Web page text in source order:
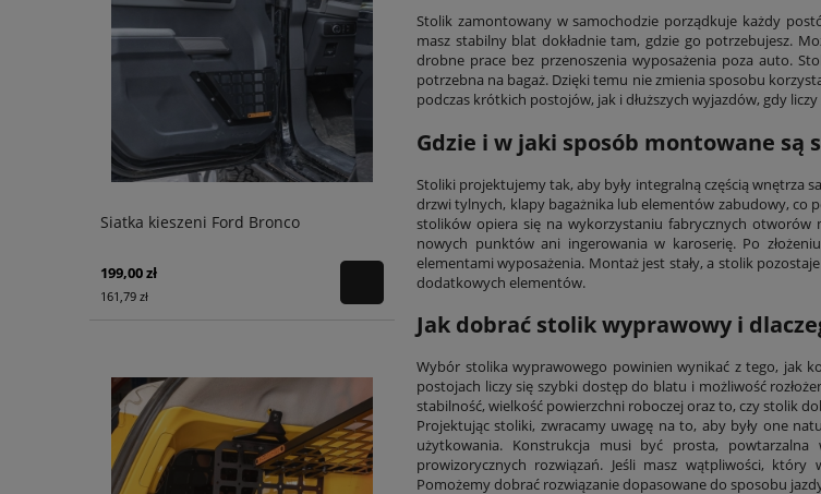
Siatka kieszeni Ford Bronco
199,00 zł
161,79 zł
Stolik zamontowany w samochodzie porządkuje każdy
masz stabilny blat dokładnie tam, gdzie go potrzebujesz.
drobne prace bez przenoszenia wyposażenia poza auto.
potrzebna na bagaż. Dzięki temu nie zmienia sposobu
podczas krótkich postojów, jak i dłuższych wyjazdów, gdy
Gdzie i w jaki sposób montowane są
Stoliki projektujemy tak, aby były integralną częścią wnętrza
drzwi tylnych, klapy bagażnika lub elementów zabudowy, co
stolików opiera się na wykorzystaniu fabrycznych
nowych punktów ani ingerowania w karoserię. Po
elementami wyposażenia. Montaż jest stały, a stolik
dodatkowych elementów.
Jak dobrać stolik wyprawowy i
Wybór stolika wyprawowego powinien wynikać z tego, jak
postojach liczy się szybki dostęp do blatu i możliwość
stabilność, wielkość powierzchni roboczej oraz to, czy stolik
Projektując stoliki, zwracamy uwagę na to, aby były one
użytkowania. Konstrukcja musi być prosta,
prowizorycznych rozwiązań. Jeśli masz wątpliwości,
Pomożemy dobrać rozwiązanie dopasowane do sposobu